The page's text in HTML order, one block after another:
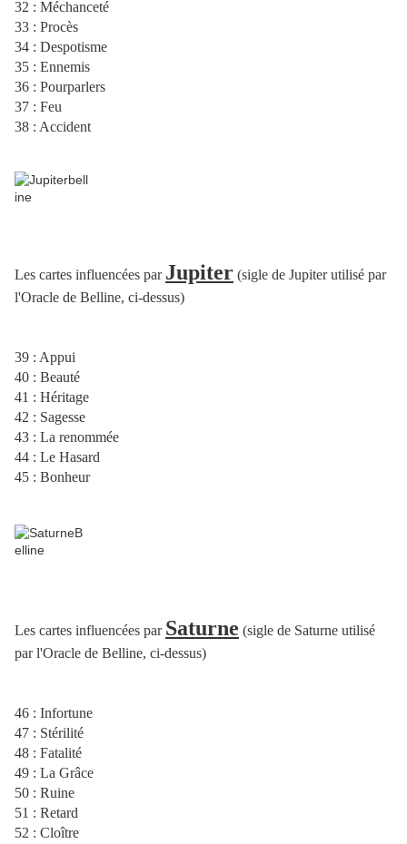
32 : Méchanceté
33 : Procès
34 : Despotisme
35 : Ennemis
36 : Pourparlers
37 : Feu
38 : Accident
Les cartes influencées par Jupiter (sigle de Jupiter utilisé par
l'Oracle de Belline, ci-dessus)
39 : Appui
40 : Beauté
41 : Héritage
42 : Sagesse
43 : La renommée
44 : Le Hasard
45 : Bonheur
Les cartes influencées par Saturne (sigle de Saturne utilisé
par l'Oracle de Belline, ci-dessus)
46 : Infortune
47 : Stérilité
48 : Fatalité
49 : La Grâce
50 : Ruine
51 : Retard
52 : Cloître